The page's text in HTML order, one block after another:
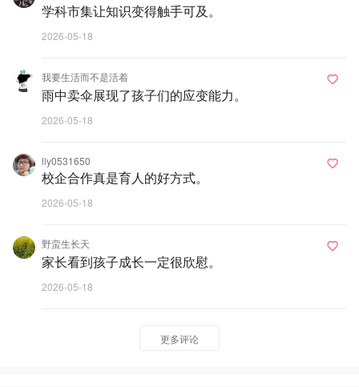
学科市集让知识变得触手可及。
2026-05-18
我要生活而不是活着
雨中卖伞展现了孩子们的应变能力。
2026-05-18
lly0531650
校企合作真是育人的好方式。
2026-05-18
野蛮生长天
家长看到孩子成长一定很欣慰。
2026-05-18
更多评论